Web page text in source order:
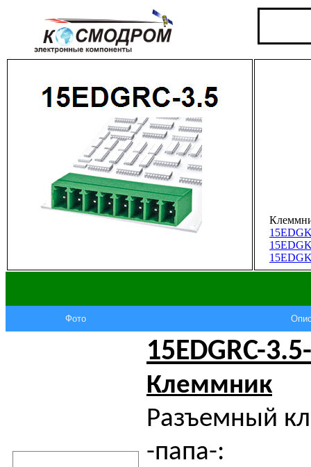
Фото
15EDGRC-
Клеммник
Разъемный
-папа-: